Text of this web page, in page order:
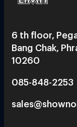
6 th floor,
Bang Chak,
10260
085-848-2253